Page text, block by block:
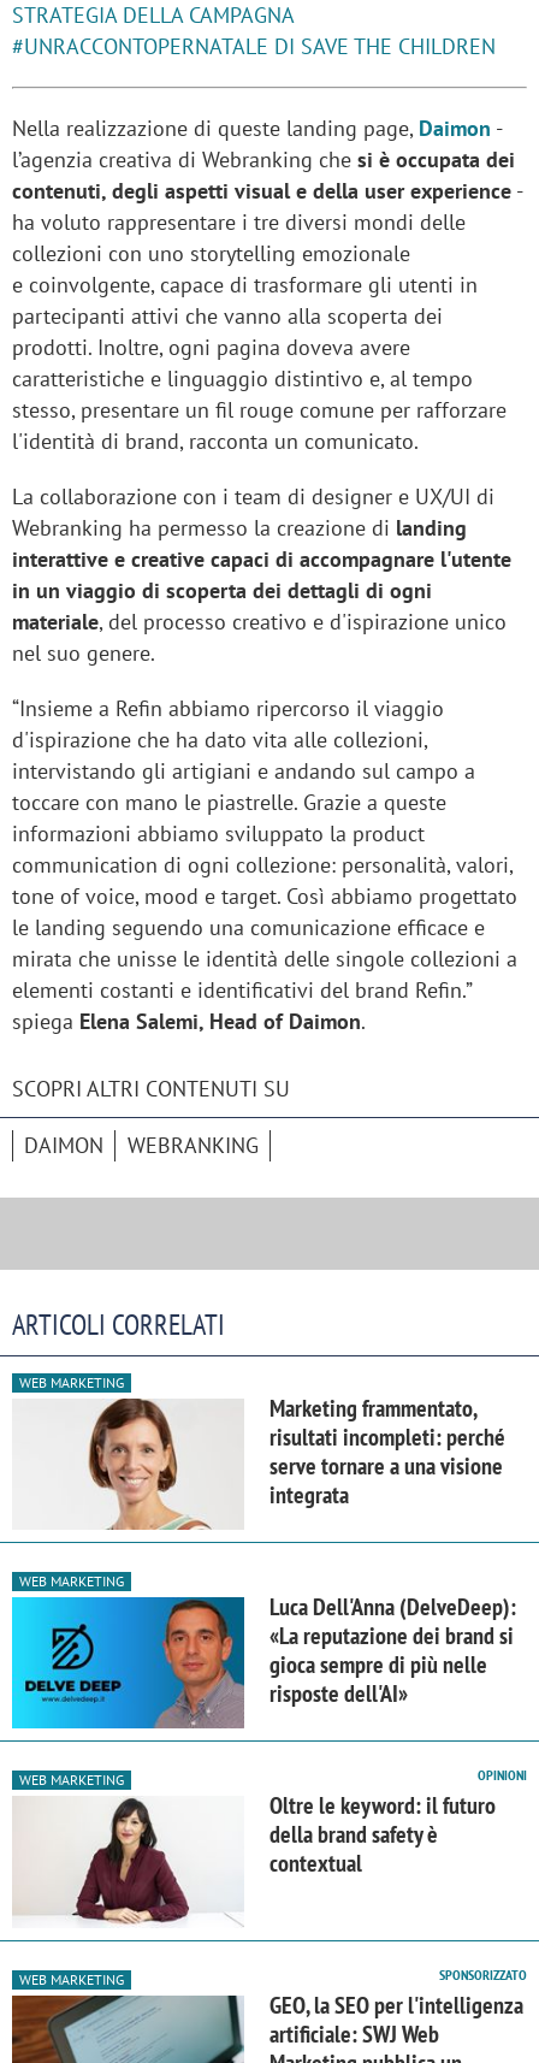
STRATEGIA DELLA CAMPAGNA
#UNRACCONTOPERNATALE DI SAVE THE CHILDREN
Nella realizzazione di queste landing page, Daimon -
l’agenzia creativa di Webranking che si è occupata dei
contenuti, degli aspetti visual e della user experience -
ha voluto rappresentare i tre diversi mondi delle
collezioni con uno storytelling emozionale
e coinvolgente, capace di trasformare gli utenti in
partecipanti attivi che vanno alla scoperta dei
prodotti. Inoltre, ogni pagina doveva avere
caratteristiche e linguaggio distintivo e, al tempo
stesso, presentare un fil rouge comune per rafforzare
l'identità di brand, racconta un comunicato.
La collaborazione con i team di designer e UX/UI di
Webranking ha permesso la creazione di landing
interattive e creative capaci di accompagnare l'utente
in un viaggio di scoperta dei dettagli di ogni
materiale, del processo creativo e d'ispirazione unico
nel suo genere.
“Insieme a Refin abbiamo ripercorso il viaggio
d'ispirazione che ha dato vita alle collezioni,
intervistando gli artigiani e andando sul campo a
toccare con mano le piastrelle. Grazie a queste
informazioni abbiamo sviluppato la product
communication di ogni collezione: personalità, valori,
tone of voice, mood e target. Così abbiamo progettato
le landing seguendo una comunicazione efficace e
mirata che unisse le identità delle singole collezioni a
elementi costanti e identificativi del brand Refin.”
spiega Elena Salemi, Head of Daimon.
SCOPRI ALTRI CONTENUTI SU
DAIMON WEBRANKING
ARTICOLI CORRELATI
WEB MARKETING
Marketing frammentato,
risultati incompleti: perché
serve tornare a una visione
integrata
WEB MARKETING
Luca Dell'Anna (DelveDeep):
«La reputazione dei brand si
gioca sempre di più nelle
risposte dell'AI»
WEB MARKETING OPINIONI
Oltre le keyword: il futuro
della brand safety è
contextual
WEB MARKETING SPONSORIZZATO
GEO, la SEO per l'intelligenza
artificiale: SWJ Web